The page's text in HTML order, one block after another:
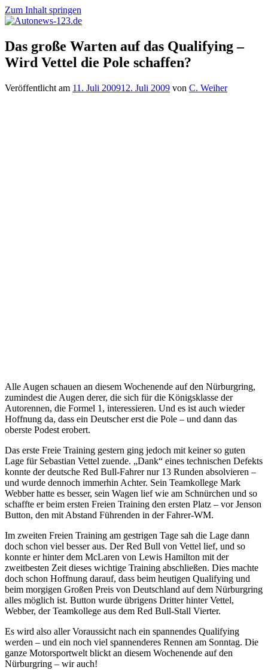
Zum Inhalt springen
Autonews-
123.de
Autonews
mit
Charme
Das große Warten auf das Qualifying –
Wird Vettel die Pole schaffen?
Veröffentlicht am 11. Juli 200912. Juli 2009 von C. Weiher
Alle Augen schauen an diesem Wochenende auf den Nürburgring,
zumindest die Augen derer, die sich für die Königsklasse der
Autorennen, die Formel 1, interessieren. Und es ist auch wieder
Hoffnung da, dass ein Deutscher erst die Pole – und dann das
oberste Podest erobert.
Das erste Freie Training gestern ging jedoch mit keiner so guten
Lage für Sebastian Vettel zuende. „Dank“ eines technischen Defekts
konnte der deutsche Red Bull-Fahrer nur 13 Runden absolvieren –
und wurde dennoch immerhin Achter. Sein Teamkollege Mark
Webber hatte es besser, sein Wagen lief wie am Schnürchen und so
schaffte er beim ersten Freien Training den ersten Platz – vor Jenson
Button, den mit Abstand Führenden in der Fahrer-WM.
Im zweiten Freien Training am gestrigen Tage sah die Lage dann
doch schon viel besser aus. Der Red Bull von Vettel lief, und so
konnte er hinter dem McLaren von Lewis Hamilton mit der
zweitbesten Zeit dieses wichtige Training abschließen. Dies machte
doch schon Hoffnung darauf, dass beim heutigen Qualifying und
beim morgigen Großen Preis von Deutschland auf dem Nürburgring
alles möglich ist. Button wurde übrigens Dritter hinter Vettel,
Webber, der Teamkollege aus dem Red Bull-Stall Vierter.
Es wird also aller Voraussicht nach ein spannendes Qualifying
werden – und ein noch viel spannenderes Rennen am Sonntag. Die
ganze Motorsportwelt blickt an diesem Wochenende auf den
Nürburgring – wir auch!